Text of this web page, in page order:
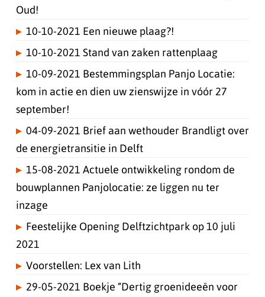
Oud!
10-10-2021 Een nieuwe plaag?!
10-10-2021 Stand van zaken rattenplaag
10-09-2021 Bestemmingsplan Panjo Locatie:
kom in actie en dien uw zienswijze in vóór 27
september!
04-09-2021 Brief aan wethouder Brandligt over
de energietransitie in Delft
15-08-2021 Actuele ontwikkeling rondom de
bouwplannen Panjolocatie: ze liggen nu ter
inzage
Feestelijke Opening Delftzichtpark op 10 juli
2021
Voorstellen: Lex van Lith
29-05-2021 Boekje “Dertig groenideeën voor